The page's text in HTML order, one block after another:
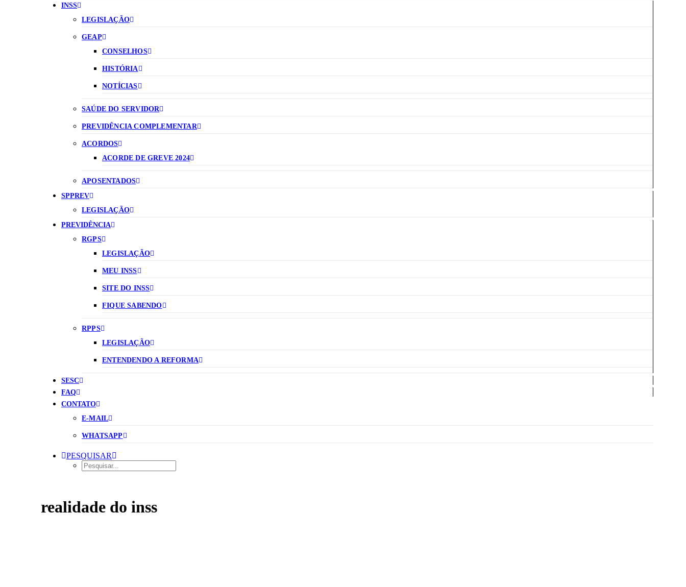
INSS
LEGISLAÇÃO
GEAP
CONSELHOS
HISTÓRIA
NOTÍCIAS
SAÚDE DO SERVIDOR
PREVIDÊNCIA COMPLEMENTAR
ACORDOS
ACORDE DE GREVE 2024
APOSENTADOS
SPPREV
LEGISLAÇÃO
PREVIDÊNCIA
RGPS
LEGISLAÇÃO
MEU INSS
SITE DO INSS
FIQUE SABENDO
RPPS
LEGISLAÇÃO
ENTENDENDO A REFORMA
SESC
FAQ
CONTATO
E-MAIL
WHATSAPP
PESQUISAR
realidade do inss